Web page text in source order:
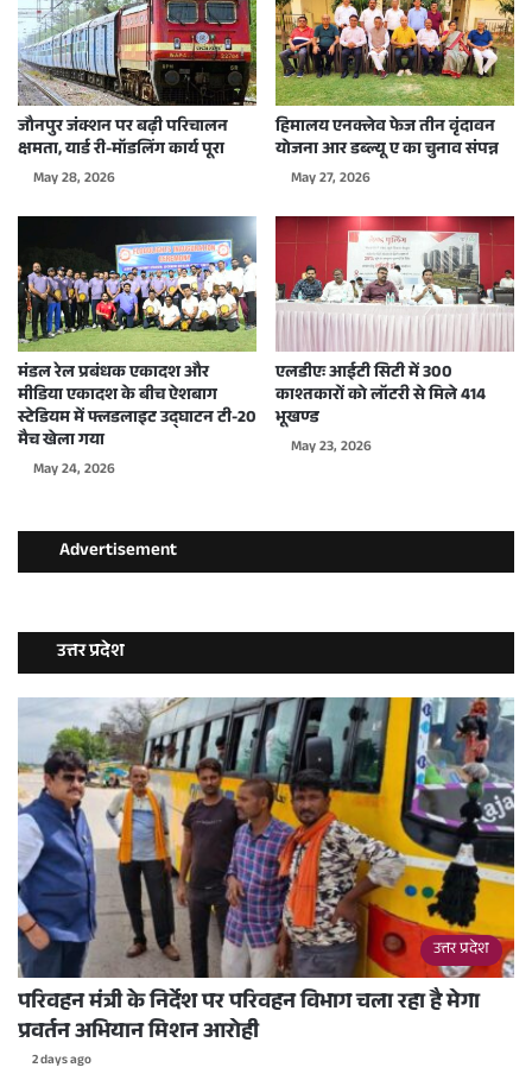
जौनपुर जंक्शन पर बढ़ी परिचालन
क्षमता, यार्ड री-मॉडलिंग कार्य पूरा
May 28, 2026
हिमालय एनक्लेव फेज तीन वृंदावन
योजना आर डब्ल्यू ए का चुनाव संपन्न
May 27, 2026
मंडल रेल प्रबंधक एकादश और
मीडिया एकादश के बीच ऐशबाग
स्टेडियम में फ्लडलाइट उद्घाटन टी-20
मैच खेला गया
May 24, 2026
एलडीएः आईटी सिटी में 300
काश्तकारों को लॉटरी से मिले 414
भूखण्ड
May 23, 2026
Advertisement
उत्तर प्रदेश
उत्तर प्रदेश
परिवहन मंत्री के निर्देश पर परिवहन विभाग चला रहा है मेगा
प्रवर्तन अभियान मिशन आरोही
2 days ago